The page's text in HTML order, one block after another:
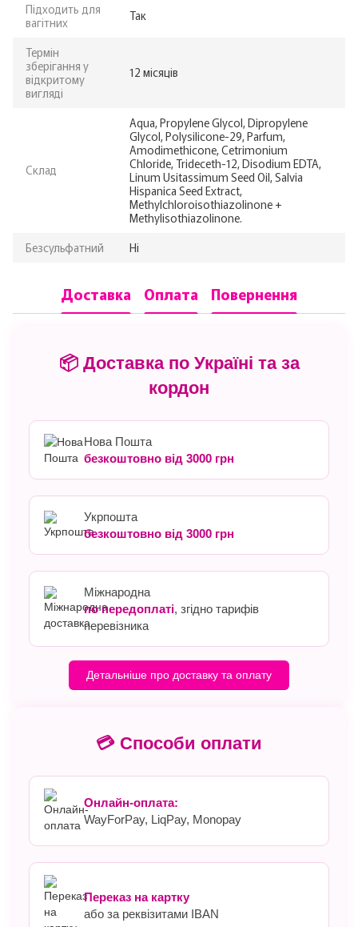
Підходить для
вагітних
Так
Термін
зберігання у
відкритому
вигляді
12 місяців
Склад
Aqua, Propylene Glycol, Dipropylene
Glycol, Polysilicone-29, Parfum,
Amodimethicone, Cetrimonium
Chloride, Trideceth-12, Disodium EDTA,
Linum Usitassimum Seed Oil, Salvia
Hispanica Seed Extract,
Methylchloroisothiazolinone +
Methylisothiazolinone.
Безсульфатний
Ні
Доставка Оплата Повернення
📦 Доставка по Україні та за
кордон
Нова Пошта
безкоштовно від 3000 грн
Укрпошта
безкоштовно від 3000 грн
Міжнародна
по передоплаті, згідно тарифів
перевізника
Детальніше про доставку та оплату
💳 Способи оплати
Онлайн-оплата:
WayForPay, LiqPay, Monopay
Переказ на картку
або за реквізитами IBAN